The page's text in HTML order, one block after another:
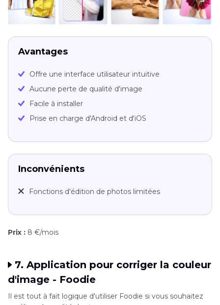
Avantages
Offre une interface utilisateur intuitive
Aucune perte de qualité d'image
Facile à installer
Prise en charge d'Android et d'iOS
Inconvénients
Fonctions d'édition de photos limitées
Prix : 8 €/mois
7. Application pour corriger la couleur
d'image - Foodie
Il est tout à fait logique d'utiliser Foodie si vous souhaitez